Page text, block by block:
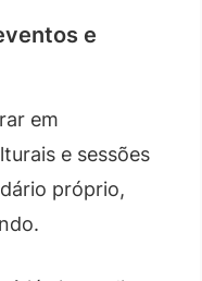
e
em
e sessões
próprio,